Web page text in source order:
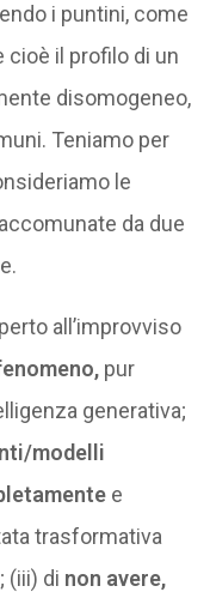
i puntini, come
cioè il profilo di un
disomogeneo,
Teniamo per
le
da due
all’improvviso
pur
generativa;
modelli
e
trasformativa
(iii) di non avere,